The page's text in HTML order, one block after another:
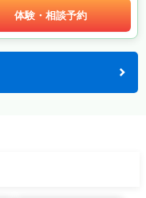
体験・相談予約